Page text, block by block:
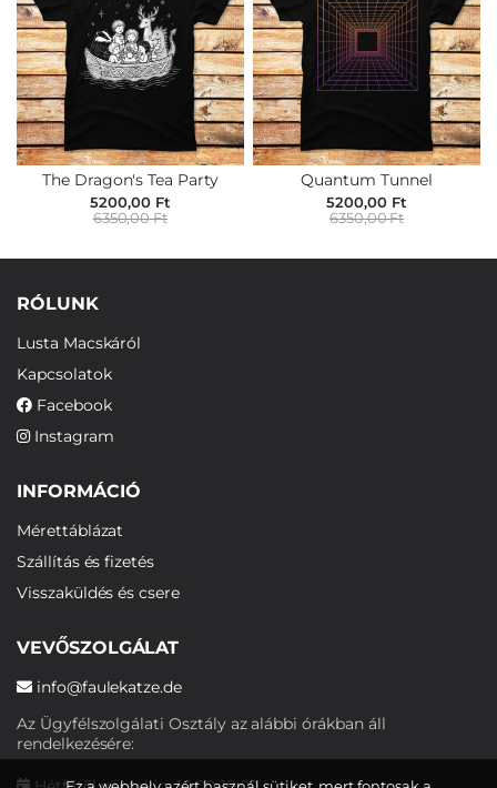
The Dragon's Tea Party
5200,00 Ft
6350,00 Ft
Quantum Tunnel
5200,00 Ft
6350,00 Ft
RÓLUNK
Lusta Macskáról
Kapcsolatok
Facebook
Instagram
INFORMÁCIÓ
Mérettáblázat
Szállítás és fizetés
Visszaküldés és csere
VEVŐSZOLGÁLAT
info@faulekatze.de
Az Ügyfélszolgálati Osztály az alábbi órákban áll
rendelkezésére: